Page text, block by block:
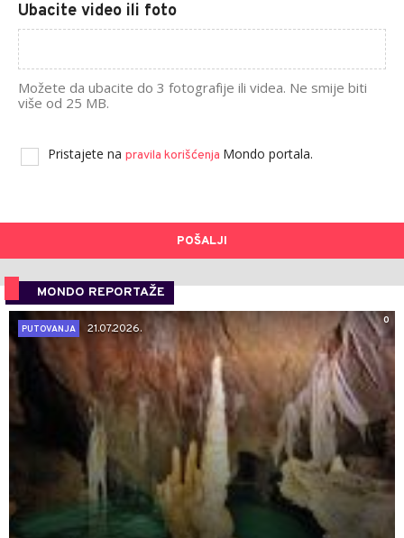
Ubacite video ili foto
Možete da ubacite do 3 fotografije ili videa. Ne smije biti
više od 25 MB.
Pristajete na pravila korišćenja Mondo portala.
POŠALJI
MONDO REPORTAŽE
0
PUTOVANJA
21.07.2026.